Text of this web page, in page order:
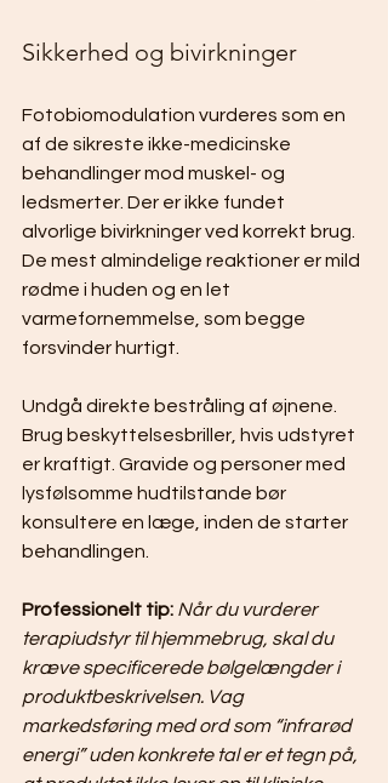
Sikkerhed og bivirkninger
Fotobiomodulation vurderes som en
af de sikreste ikke-medicinske
behandlinger mod muskel- og
ledsmerter. Der er ikke fundet
alvorlige bivirkninger ved korrekt brug.
De mest almindelige reaktioner er mild
rødme i huden og en let
varmefornemmelse, som begge
forsvinder hurtigt.
Undgå direkte bestråling af øjnene.
Brug beskyttelsesbriller, hvis udstyret
er kraftigt. Gravide og personer med
lysfølsomme hudtilstande bør
konsultere en læge, inden de starter
behandlingen.
Professionelt tip: Når du vurderer
terapiudstyr til hjemmebrug, skal du
kræve specificerede bølgelængder i
produktbeskrivelsen. Vag
markedsføring med ord som “infrarød
energi” uden konkrete tal er et tegn på,